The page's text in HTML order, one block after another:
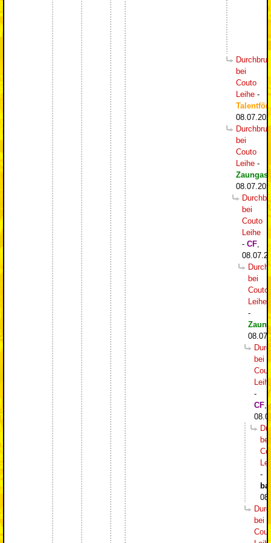
bei
Couto
Leihe -
bei
Couto
Leihe -
Zaungast
bei
Couto
Leihe
- CF
bei
Couto
Leihe
-
bei
-
CF
bei
-
bei